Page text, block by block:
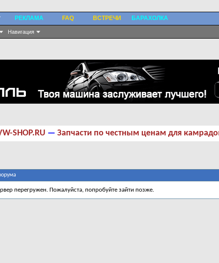
Навигация
РЕКЛАМА FAQ ВСТРЕЧИ БАРАХОЛКА
SHOP.RU — Запчасти по честным ценам для
перегружен. Пожалуйста, попробуйте зайти позже.